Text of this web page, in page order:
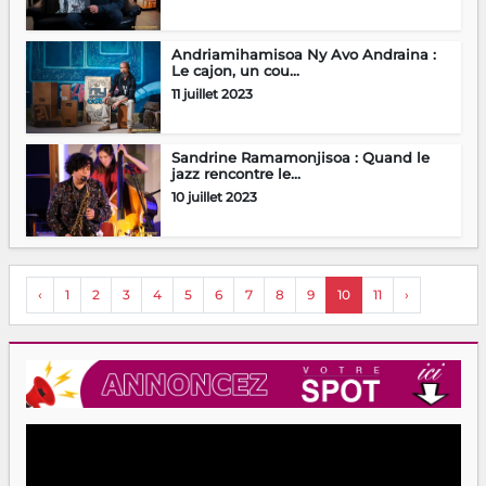
Andriamihamisoa Ny Avo Andraina :
Le cajon, un cou...
11 juillet 2023
Sandrine Ramamonjisoa : Quand le
jazz rencontre le...
10 juillet 2023
‹ 1 2 3 4 5 6 7 8 9 10 11 ›